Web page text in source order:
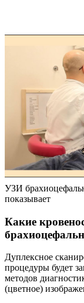
УЗИ
показывает
Какие
Дуплексное
процедуры будет
методов
(цветное)